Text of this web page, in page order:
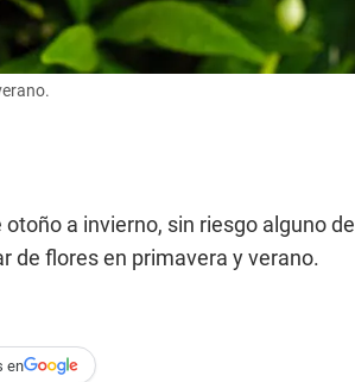
a invierno, sin riesgo alguno de
de flores en primavera y verano.
en